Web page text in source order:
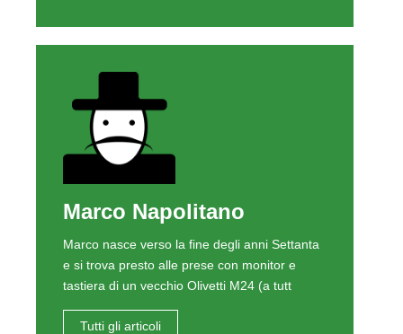
Marco Napolitano
Marco nasce verso la fine degli anni Settanta
e si trova presto alle prese con monitor e
tastiera di un vecchio Olivetti M24 (a tutt
Tutti gli articoli